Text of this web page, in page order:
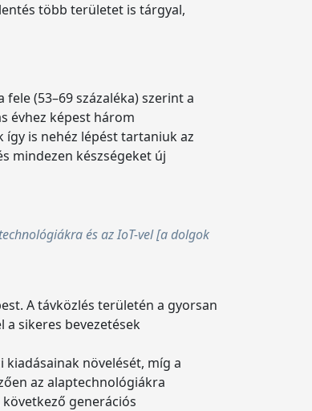
több területet is tárgyal,
(53–69 százaléka) szerint a
évhez képest három
is nehéz lépést tartaniuk az
mindezen készségeket új
és az IoT-vel [a dolgok
A távközlés területén a gyorsan
sikeres bevezetések
növelését, míg a
az alaptechnológiákra
generációs